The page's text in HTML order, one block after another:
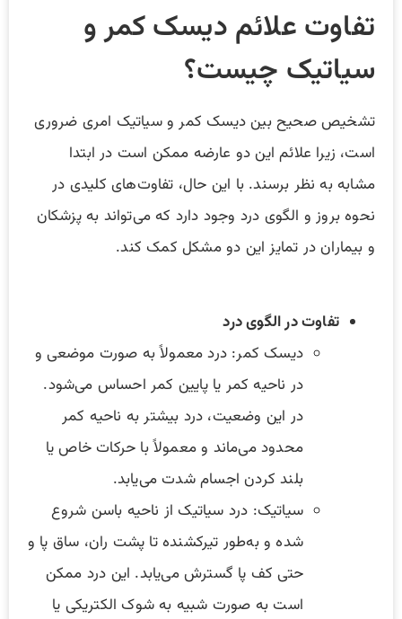
تفاوت علائم دیسک کمر و
سیاتیک چیست؟
تشخیص صحیح بین دیسک کمر و سیاتیک امری ضروری
است، زیرا علائم این دو عارضه ممکن است در ابتدا
مشابه به نظر برسند. با این حال، تفاوت‌های کلیدی در
نحوه بروز و الگوی درد وجود دارد که می‌تواند به پزشکان
و بیماران در تمایز این دو مشکل کمک کند.
تفاوت در الگوی درد
دیسک کمر: درد معمولاً به صورت موضعی و
در ناحیه کمر یا پایین کمر احساس می‌شود.
در این وضعیت، درد بیشتر به ناحیه کمر
محدود می‌ماند و معمولاً با حرکات خاص یا
بلند کردن اجسام شدت می‌یابد.
سیاتیک: درد سیاتیک از ناحیه باسن شروع
شده و به‌طور تیرکشنده تا پشت ران، ساق پا و
حتی کف پا گسترش می‌یابد. این درد ممکن
است به صورت شبیه به شوک الکتریکی یا